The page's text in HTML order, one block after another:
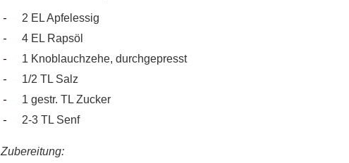
2 EL Apfelessig
4 EL Rapsöl
1 Knoblauchzehe, durchgepresst
1/2 TL Salz
1 gestr. TL Zucker
2-3 TL Senf
Zubereitung: